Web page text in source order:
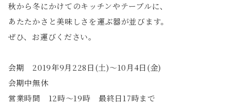
秋から冬にかけてのキッチンやテーブルに、
あたたかさと美味しさを運ぶ器が並びます。
ぜひ、お運びください。
会期 2019年9月228日(土)〜10月4日(金)
会期中無休
営業時間 12時～19時 最終日17時まで